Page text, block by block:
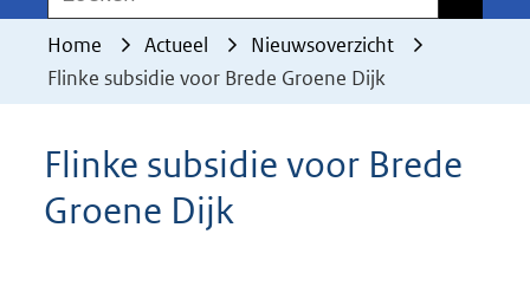
geweigerd.
Home Actueel
Nieuwsoverzicht
Flinke subsidie voor Brede Groene Dijk
Flinke subsidie voor Brede
Groene Dijk